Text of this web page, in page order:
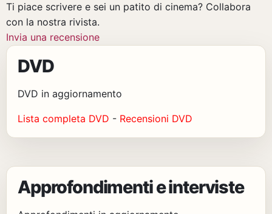
Ti piace scrivere e sei un patito di cinema? Collabora
con la nostra rivista.
Invia una recensione
DVD
DVD in aggiornamento
Lista completa DVD - Recensioni DVD
Approfondimenti e interviste